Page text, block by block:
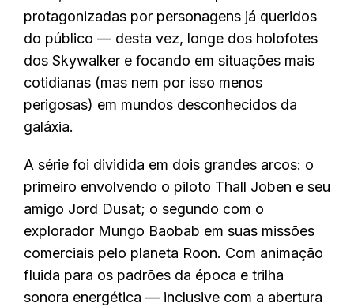
protagonizadas por personagens já queridos
do público — desta vez, longe dos holofotes
dos Skywalker e focando em situações mais
cotidianas (mas nem por isso menos
perigosas) em mundos desconhecidos da
galáxia.
A série foi dividida em dois grandes arcos: o
primeiro envolvendo o piloto Thall Joben e seu
amigo Jord Dusat; o segundo com o
explorador Mungo Baobab em suas missões
comerciais pelo planeta Roon. Com animação
fluida para os padrões da época e trilha
sonora energética — inclusive com a abertura